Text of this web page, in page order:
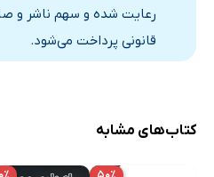
مقالات و پژوهش‌ها
سایت‌ها و منابع آنلاین
رعایت شده و سهم ناشر و
قانونی پرداخت می‌شود.
کتاب‌های مشابه